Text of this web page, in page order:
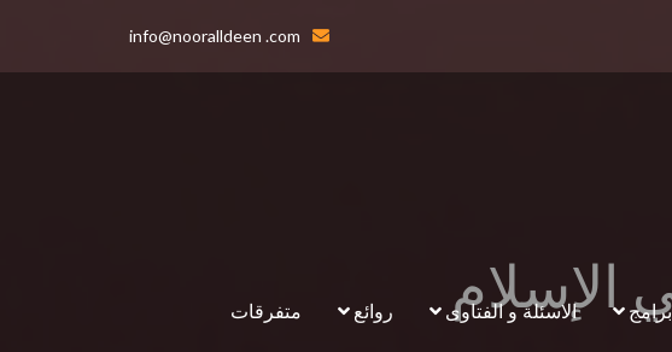
info@nooralldeen .com
برامج الاسئلة و الفتاوى روائع متفرقات